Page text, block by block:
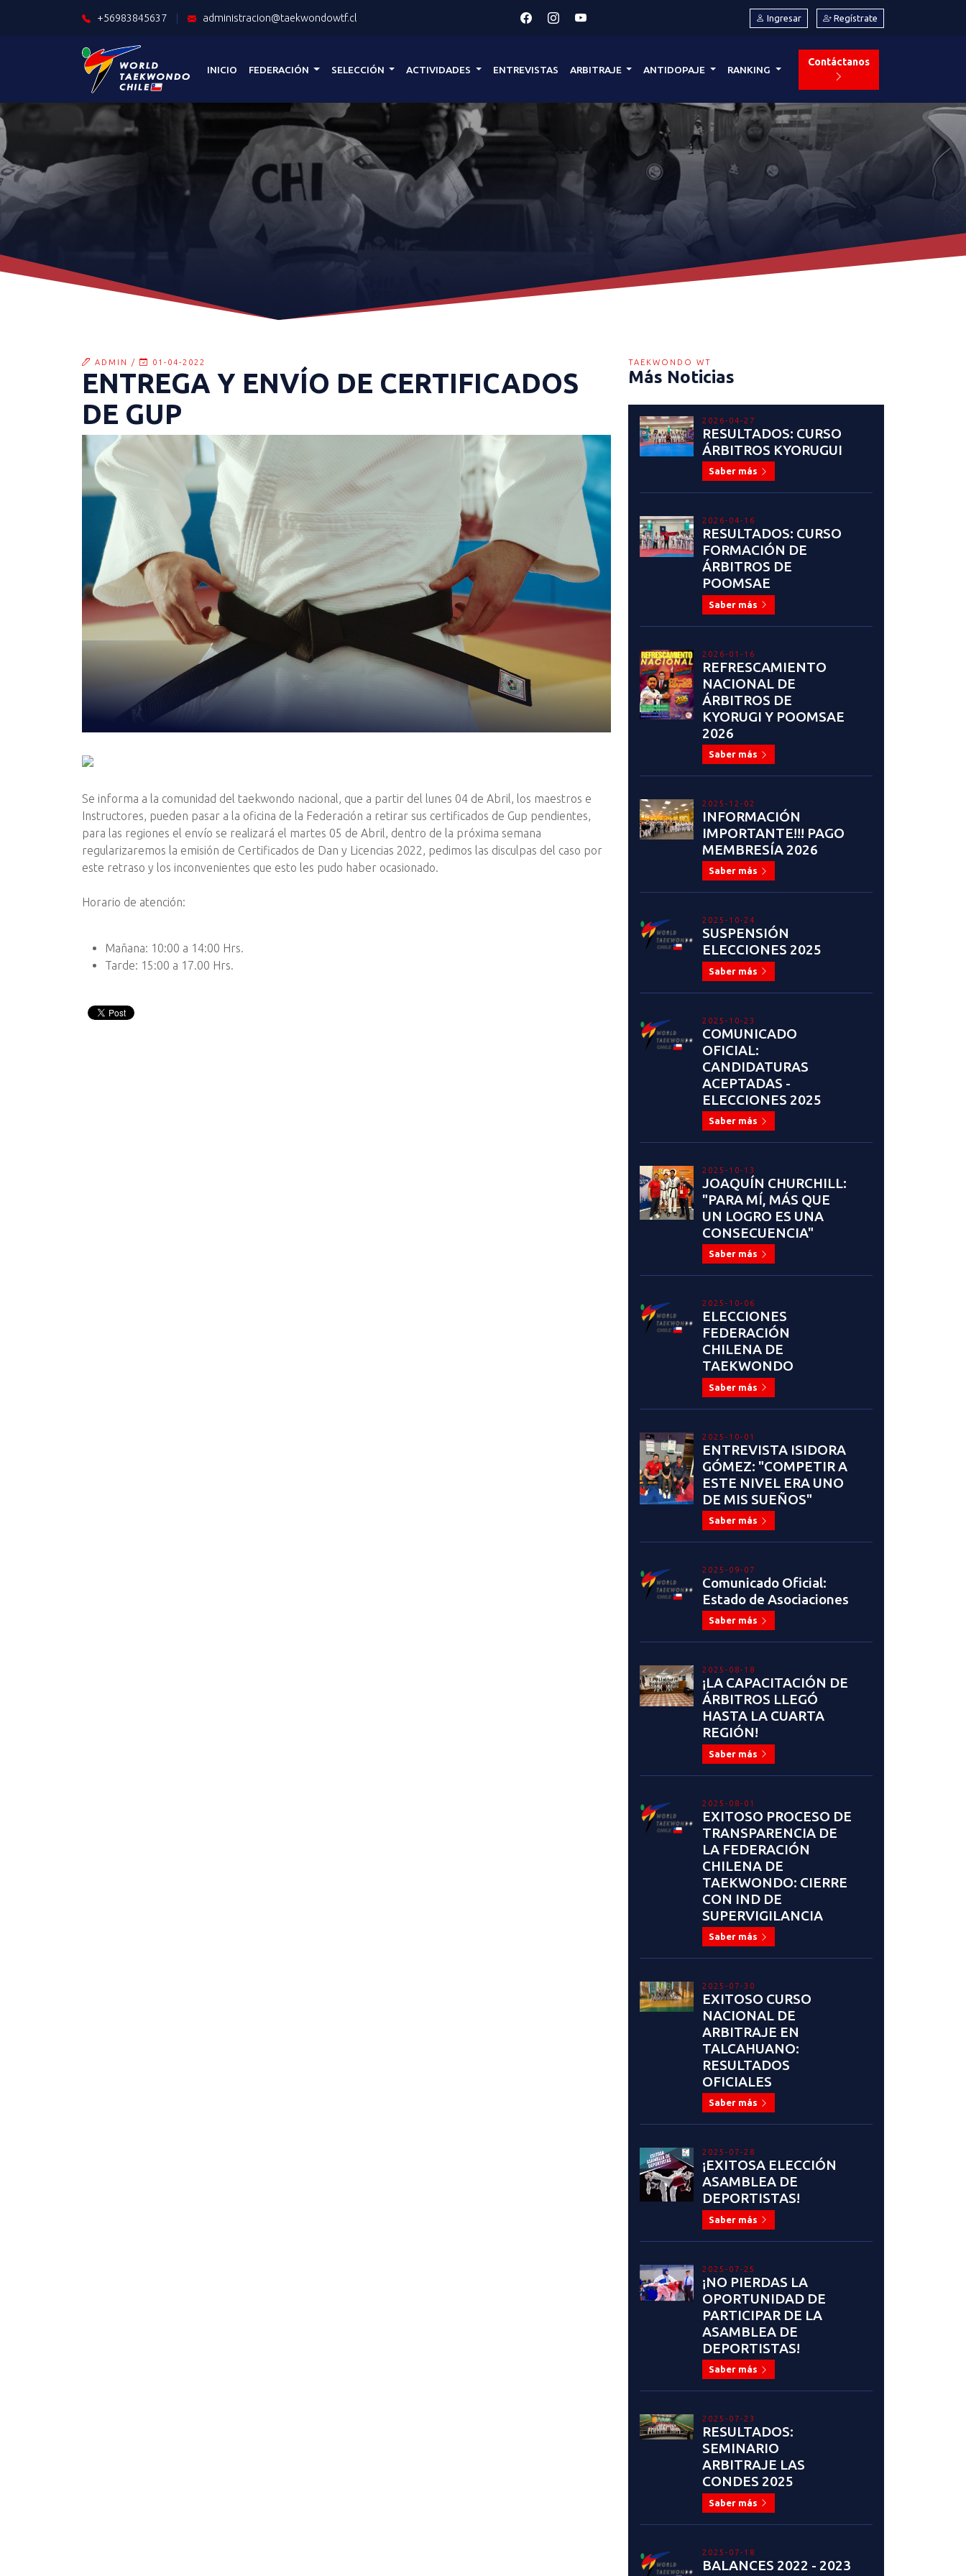
+56983845637 administracion@taekwondowtf.cl Ingresar Regístrate
INICIO FEDERACIÓN SELECCIÓN ACTIVIDADES ENTREVISTAS ARBITRAJE ANTIDOPAJE RANKING
Contáctanos
ADMIN / 01-04-2022
ENTREGA Y ENVÍO DE CERTIFICADOS
DE GUP
Se informa a la comunidad del taekwondo nacional, que a partir del lunes 04 de Abril, los maestros e
Instructores, pueden pasar a la oficina de la Federación a retirar sus certificados de Gup pendientes,
para las regiones el envío se realizará el martes 05 de Abril, dentro de la próxima semana
regularizaremos la emisión de Certificados de Dan y Licencias 2022, pedimos las disculpas del caso por
este retraso y los inconvenientes que esto les pudo haber ocasionado.
Horario de atención:
Mañana: 10:00 a 14:00 Hrs.
Tarde: 15:00 a 17.00 Hrs.
TAEKWONDO WT
Más Noticias
2026-04-27
RESULTADOS: CURSO
ÁRBITROS KYORUGUI
Saber más
2026-04-16
RESULTADOS: CURSO
FORMACIÓN DE
ÁRBITROS DE
POOMSAE
Saber más
2026-01-16
REFRESCAMIENTO
NACIONAL DE
ÁRBITROS DE
KYORUGI Y POOMSAE
2026
Saber más
2025-12-02
INFORMACIÓN
IMPORTANTE!!! PAGO
MEMBRESÍA 2026
Saber más
2025-10-24
SUSPENSIÓN
ELECCIONES 2025
Saber más
2025-10-23
COMUNICADO
OFICIAL:
CANDIDATURAS
ACEPTADAS -
ELECCIONES 2025
Saber más
2025-10-13
JOAQUÍN CHURCHILL:
"PARA MÍ, MÁS QUE
UN LOGRO ES UNA
CONSECUENCIA"
Saber más
2025-10-06
ELECCIONES
FEDERACIÓN
CHILENA DE
TAEKWONDO
Saber más
2025-10-01
ENTREVISTA ISIDORA
GÓMEZ: "COMPETIR A
ESTE NIVEL ERA UNO
DE MIS SUEÑOS"
Saber más
2025-09-07
Comunicado Oficial:
Estado de Asociaciones
Saber más
2025-08-18
¡LA CAPACITACIÓN DE
ÁRBITROS LLEGÓ
HASTA LA CUARTA
REGIÓN!
Saber más
2025-08-01
EXITOSO PROCESO DE
TRANSPARENCIA DE
LA FEDERACIÓN
CHILENA DE
TAEKWONDO: CIERRE
CON IND DE
SUPERVIGILANCIA
Saber más
2025-07-30
EXITOSO CURSO
NACIONAL DE
ARBITRAJE EN
TALCAHUANO:
RESULTADOS
OFICIALES
Saber más
2025-07-28
¡EXITOSA ELECCIÓN
ASAMBLEA DE
DEPORTISTAS!
Saber más
2025-07-25
¡NO PIERDAS LA
OPORTUNIDAD DE
PARTICIPAR DE LA
ASAMBLEA DE
DEPORTISTAS!
Saber más
2025-07-23
RESULTADOS:
SEMINARIO
ARBITRAJE LAS
CONDES 2025
Saber más
2025-07-18
BALANCES 2022 - 2023